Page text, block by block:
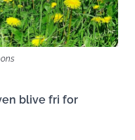
blive fri for